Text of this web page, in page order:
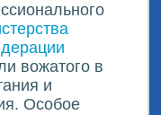
вожатого в
и
Особое